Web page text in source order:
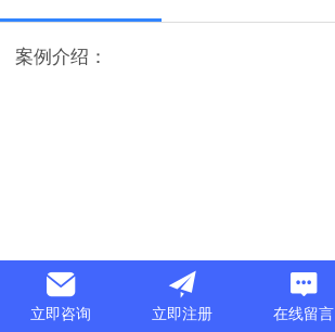
案例介绍：
立即咨询 立即注册 在线留言